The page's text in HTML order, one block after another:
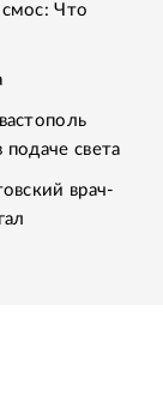
Что
света
врач-